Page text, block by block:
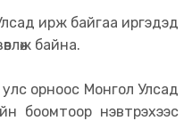
ирж байгаа иргэдэд
байна.
орноос Монгол Улсад
боомтоор нэвтрэхээс